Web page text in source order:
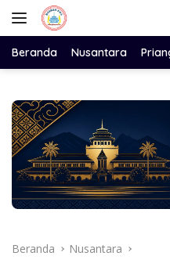
Langsung
Beranda Nusantara
Beranda Nusantara